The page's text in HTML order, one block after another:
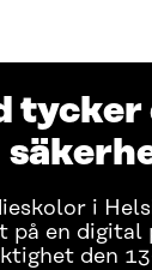
tycker
i
på en
den